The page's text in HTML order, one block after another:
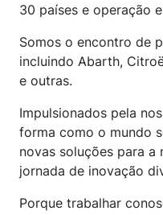
30 países e operação
Somos o encontro de
incluindo Abarth,
e outras.
Impulsionados pela
forma como o mundo
novas soluções para
jornada de inovação
Porque trabalhar